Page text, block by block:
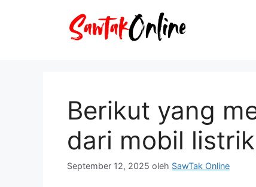
Berikut yang
dari mobil
September 12, 2025 oleh SawTak Online